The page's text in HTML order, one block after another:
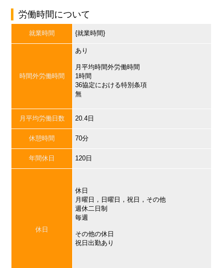
労働時間について
就業時間 {就業時間}
時間外労働時間
あり
月平均時間外労働時間
1時間
36協定における特別条項
無
月平均労働日数 20.4日
休憩時間 70分
年間休日 120日
休日
休日
月曜日，日曜日，祝日，その他
週休二日制
毎週
その他の休日
祝日出勤あり